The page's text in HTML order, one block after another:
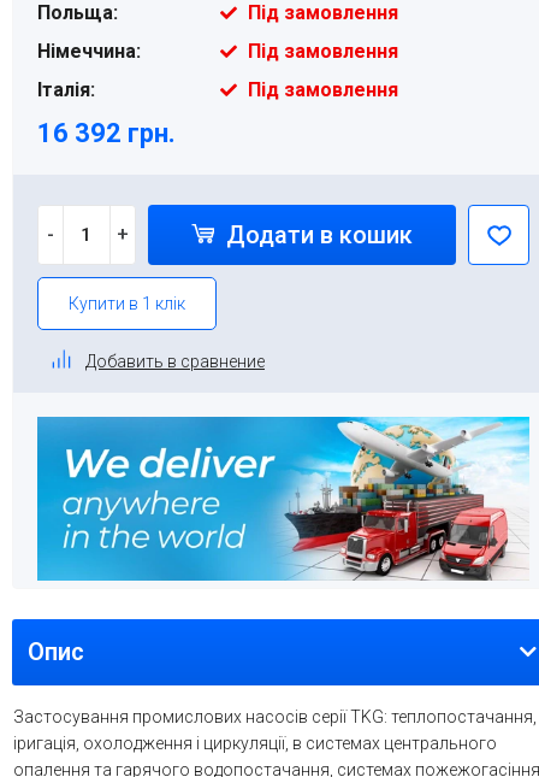
Польща:
Під замовлення
Німеччина:
Під замовлення
Італія:
Під замовлення
16 392 грн.
- + Додати в кошик
Купити в 1 клік
Добавить в сравнение
Опис
Застосування промислових насосів серії TKG: теплопостачання,
іригація, охолодження і циркуляції, в системах центрального
опалення та гарячого водопостачання, системах